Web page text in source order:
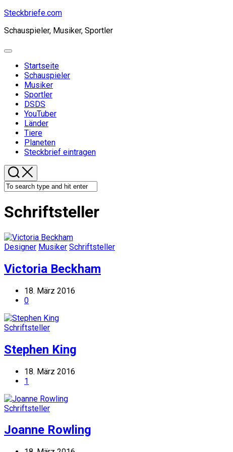
Skip
content
Steckbriefe.com
Schauspieler, Musiker, Sportler
Expand
Startseite
Schauspieler
Musiker
Sportler
DSDS
YouTuber
Länder
Tiere
Planeten
Steckbrief eintragen
Schriftsteller
Designer Musiker Schriftsteller
Victoria Beckham
18. März 2016
0
Schriftsteller
Stephen King
18. März 2016
1
Schriftsteller
Joanne Rowling